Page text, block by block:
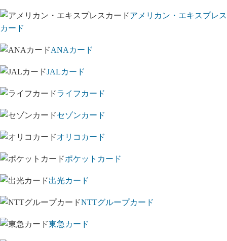
アメリカン・エキスプレス
カード
ANAカード
JALカード
ライフカード
セゾンカード
オリコカード
ポケットカード
出光カード
NTTグループカード
東急カード